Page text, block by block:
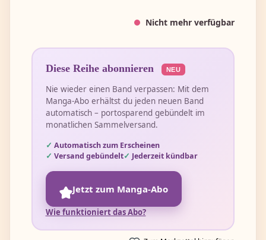
Nicht mehr verfügbar
Diese Reihe abonnieren NEU
Nie wieder einen Band verpassen: Mit dem
Manga-Abo erhältst du jeden neuen Band
automatisch – portosparend gebündelt im
monatlichen Sammelversand.
Automatisch zum Erscheinen
Versand gebündelt
Jederzeit kündbar
Jetzt zum Manga-Abo
Wie funktioniert das Abo?